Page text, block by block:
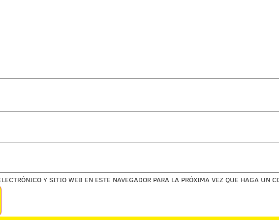
Y SITIO WEB EN ESTE NAVEGADOR PARA LA PRÓXIMA VEZ QUE HAGA UN